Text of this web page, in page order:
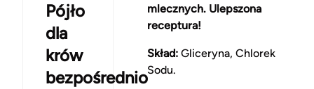
Pójło
dla
krów
bezpośrednio
mlecznych. Ulepszona
receptura!
Skład: Gliceryna, Chlorek
Sodu.